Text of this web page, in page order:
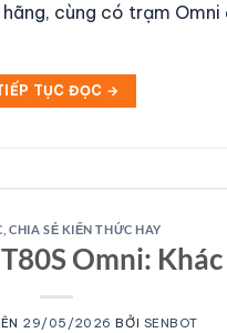
cùng có trạm
TỤC ĐỌC →
,CHIA SẺ KIẾN THỨC HAY
Omni:
29/05/2026 BỞI SENBOT